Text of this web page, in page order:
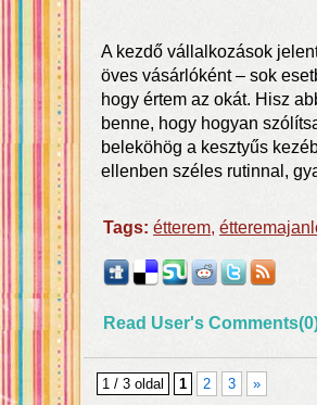
A kezdő vállalkozások
öves vásárlóként – sok
hogy értem az okát. Hisz
benne, hogy hogyan
beleköhög a kesztyűs
ellenben széles rutinnal,
Tags: étterem,
Read User's
1 / 3 oldal 1 2 3 »